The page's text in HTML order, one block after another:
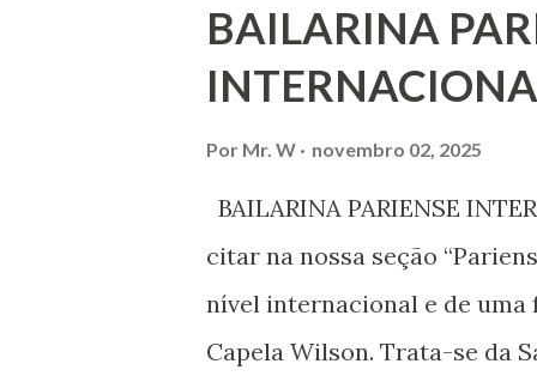
processo de decisão
liberdade de opinião e de
associação, e de participar
BAILARINA
Por Mr. W novembro 02, 2025
BAILARINA PARIENSE
citar na nossa seção
nível internacional e de
Capela Wilson. Trata-se da